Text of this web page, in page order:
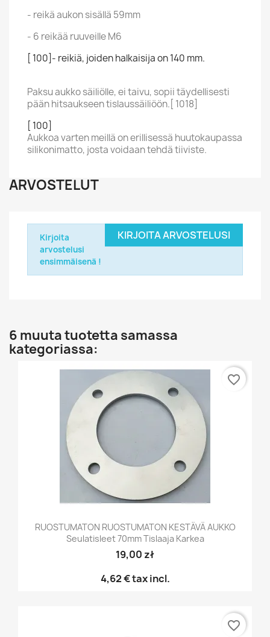
- reikä aukon sisällä 59mm
- 6 reikää ruuveille M6
[ 100]- reikiä, joiden halkaisija on 140 mm.
Paksu aukko säiliölle, ei taivu, sopii täydellisesti
pään hitsaukseen tislaussäiliöön.[ 1018]
[ 100]
Aukkoa varten meillä on erillisessä huutokaupassa
silikonimatto, josta voidaan tehdä tiiviste.
ARVOSTELUT
KIRJOITA ARVOSTELUSI
Kirjoita
arvostelusi
ensimmäisenä !
6 muuta tuotetta samassa
kategoriassa:
RUOSTUMATON RUOSTUMATON KESTÄVÄ AUKKO
Seulatisleet 70mm Tislaaja Karkea
19,00 zł
4,62 €tax incl.
favorite_border
favorite_border